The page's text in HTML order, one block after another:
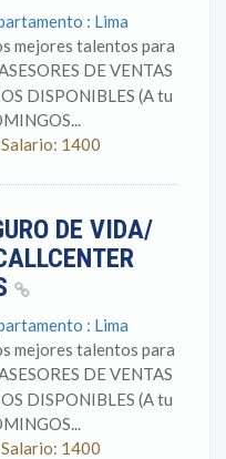
: Lima
mejores talentos para
DE VENTAS
DISPONIBLES (A tu
1400
DE VIDA/
: Lima
mejores talentos para
DE VENTAS
DISPONIBLES (A tu
1400